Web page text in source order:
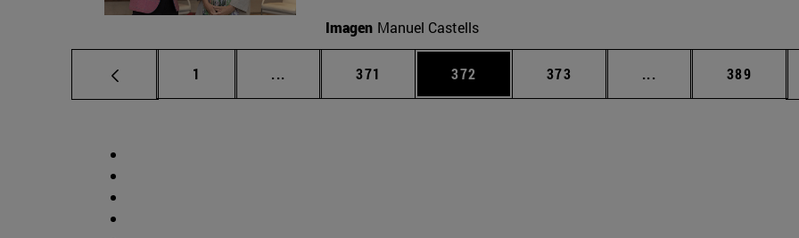
Imagen Manuel Castells
Página
1 ... Páginas intermedias Use TAB para desplazarse.
Página
371 Página
372 Página
373 ... Páginas intermedias
Página
389